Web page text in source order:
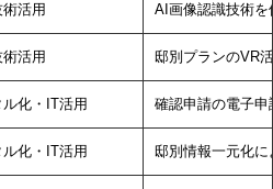
活用 AI画像認識技術
活用 邸別プランのVR
化・IT活用 確認申請の電子申
化・IT活用 邸別情報一元化